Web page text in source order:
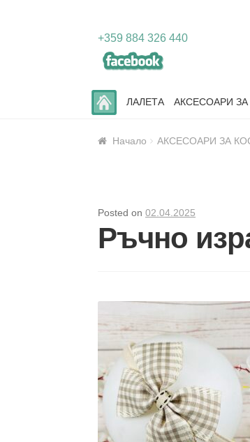
+359 884 326 440
Skip
to
navigation
Skip
to
content
ЛАЛЕТА АКСЕСОАРИ
Начало АКСЕСОАРИ ЗА
Posted on02.04.2025
Ръчно